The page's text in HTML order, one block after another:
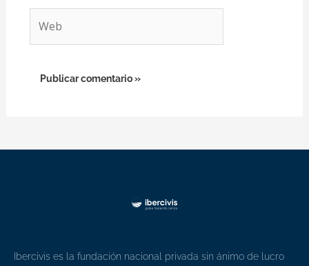
Ibercivis es la fundación nacional privada sin ánimo de lucro